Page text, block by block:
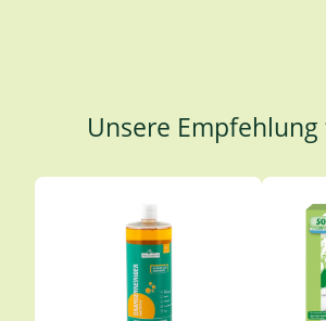
Unsere Empfehlung
Produktgalerie überspringen